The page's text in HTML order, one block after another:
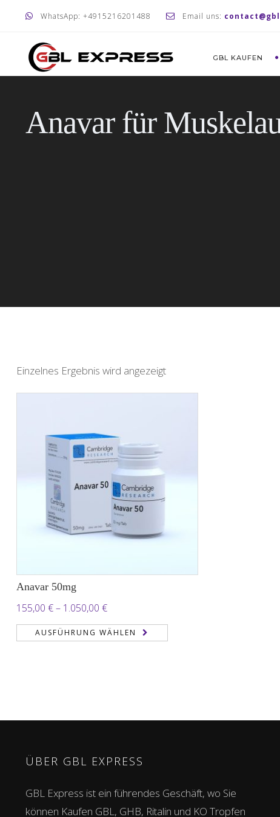
WhatsApp: +4915216201488 Email uns:
GBL KAUFEN
Anavar für
Einzelnes Ergebnis wird angezeigt
Anavar 50mg
155,00 €– 1.050,00 €Preisspanne:
155,00 €
bis
AUSFÜHRUNG WÄHLEN
ÜBER GBL EXPRESS
GBL Express ist ein führendes Geschäft, wo Sie
können Kaufen GBL, GHB, Ritalin und KO Tropfen